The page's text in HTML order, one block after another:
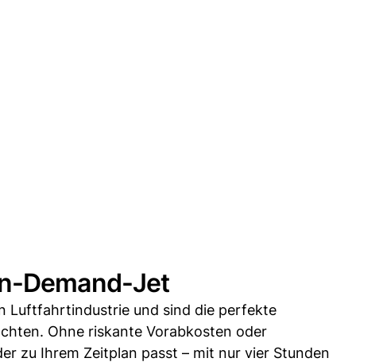
Demand-Jet
Luftfahrtindustrie und sind die perfekte
Ohne riskante Vorabkosten oder
zu Ihrem Zeitplan passt – mit nur vier Stunden